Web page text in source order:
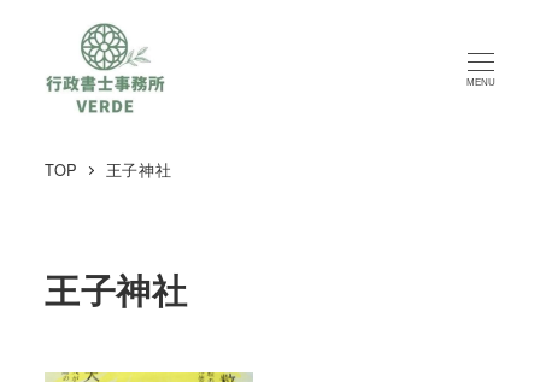
MENU
TOP 王子神社
王子神社